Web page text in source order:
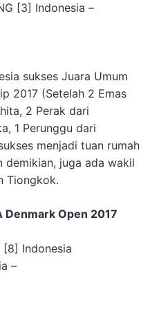
[3] Indonesia –
sukses Juara Umum
2017 (Setelah 2 Emas
2 Perak dari
1 Perunggu dari
menjadi tuan rumah
demikian, juga ada wakil
Tiongkok.
Denmark Open 2017
[8] Indonesia
–